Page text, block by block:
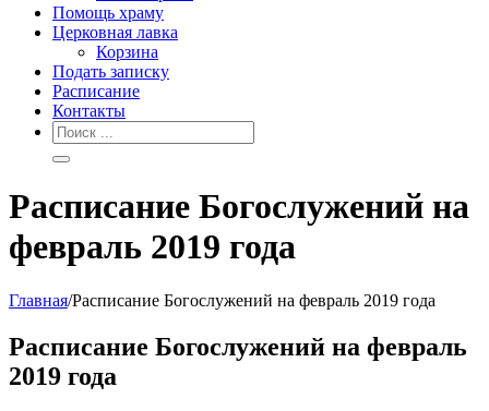
Помощь храму
Церковная лавка
Корзина
Подать записку
Расписание
Контакты
Расписание Богослужений на
февраль 2019 года
Главная/Расписание Богослужений на февраль 2019 года
Расписание Богослужений на февраль
2019 года